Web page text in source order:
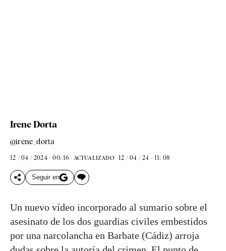
Irene Dorta
@irene_dorta
12 / 04 / 2024 - 00: 16 ACTUALIZADO 12 / 04 / 24 - 11: 08
Seguir en
Un nuevo vídeo incorporado al sumario sobre el
asesinato de los dos guardias civiles embestidos
por una narcolancha en Barbate (Cádiz) arroja